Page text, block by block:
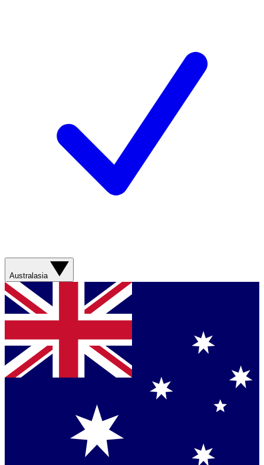
Australasia